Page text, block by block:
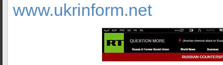
www.ukrinform.net